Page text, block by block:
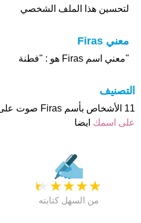
لتحسين هذا الملف الشخصي
معني Firas
"معني اسم Firas هو : "فطنة
التصنيف
11 الأشخاص بأسم Firas صوت على اسمائهم . من فضلك
على اسمك ايضا
★
★
★
★
★
من السهل كتابته